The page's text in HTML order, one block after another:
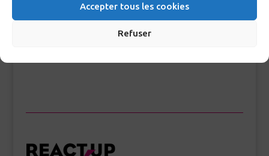
Accepter tous les cookies
Refuser
RECHERCHE GLOSSAIRE